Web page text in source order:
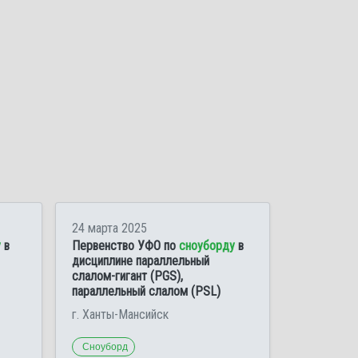
в
24 марта 2025
Первенство УФО по сноуборду в
дисциплине параллельный
слалом-гигант (PGS),
параллельный слалом (PSL)
г. Ханты-Мансийск
Сноуборд